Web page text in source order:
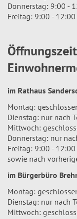
Donnerstag: 9:00 -
Freitag: 9:00 -
im Rathaus
Montag:
Dienstag: nur nach
Mittwoch:
Donnerstag: nur
Freitag: 9:00 -
sowie nach
im Bürgerbüro
Montag:
Dienstag: nur nach
Mittwoch: